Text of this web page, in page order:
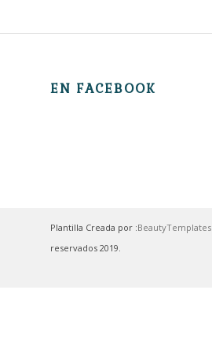
EN FACEBOOK
Plantilla Creada por :BeautyTemplates
reservados 2019.